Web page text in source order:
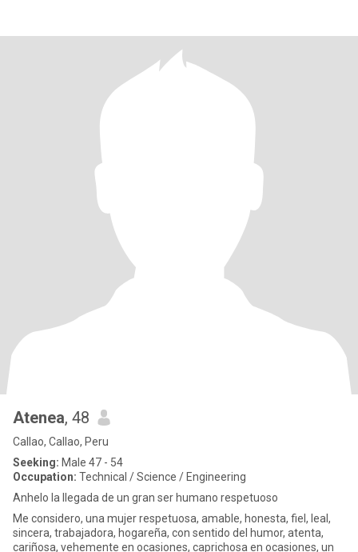
Atenea, 48
Callao, Callao, Peru
Seeking: Male 47 - 54
Occupation: Technical / Science / Engineering
Anhelo la llegada de un gran ser humano respetuoso
Me considero, una mujer respetuosa, amable, honesta, fiel, leal,
sincera, trabajadora, hogareña, con sentido del humor, atenta,
cariñosa, vehemente en ocasiones, caprichosa en ocasiones, un